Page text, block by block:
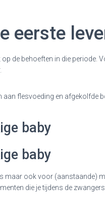
eerste
de behoeften in die
flesvoeding en
baby
baby
maar ook voor (aanstaande)
die je tijdens de